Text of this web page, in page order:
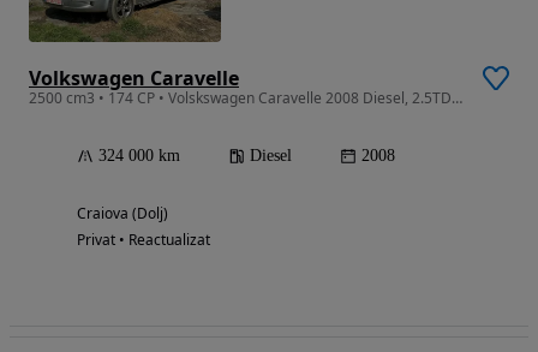
Volkswagen Caravelle
2500 cm3 • 174 CP • Volskswagen Caravelle 2008 Diesel, 2.5TDI AUT VAN , 5 locuri, 4 usi
324 000 km Diesel 2008
Craiova (Dolj)
Privat • Reactualizat